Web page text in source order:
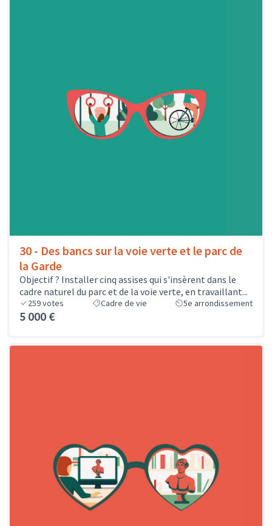
30 - Des bancs sur la voie verte et le parc de
la Garde
Objectif ? Installer cinq assises qui s'insèrent dans le
cadre naturel du parc et de la voie verte, en travaillant...
259votes Cadre de vie 5e arrondissement
5 000 €